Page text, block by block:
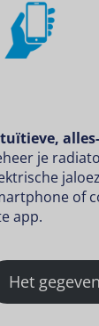
je
of
app.
Het